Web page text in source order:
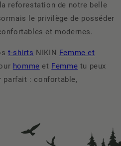
reforestation de notre belle
le privilège de posséder
et modernes.
t-shirts NIKIN Femme et
homme et Femme tu peux
parfait : confortable,